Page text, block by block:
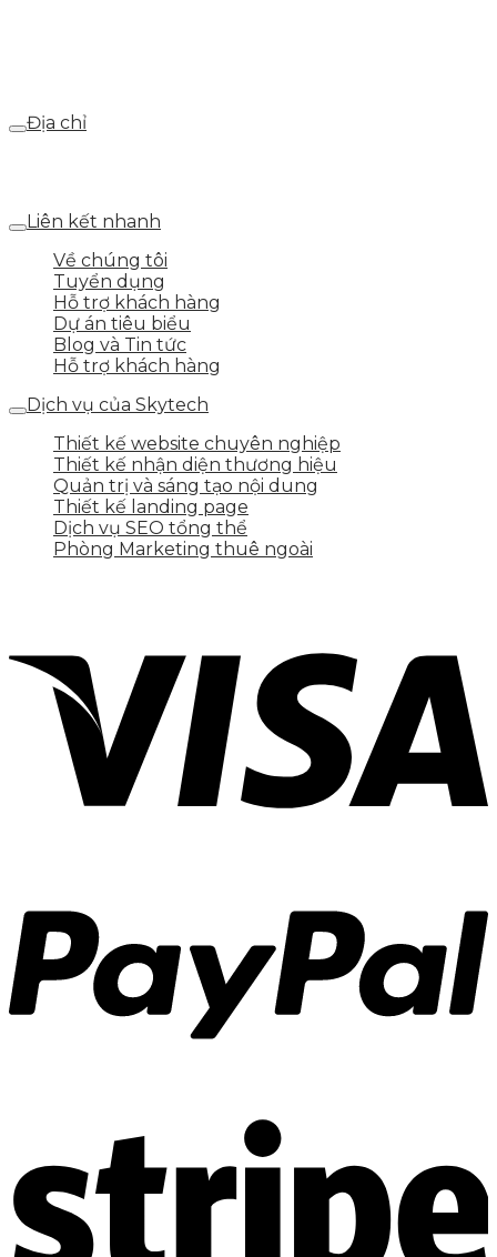
Địa chỉ
Liên kết nhanh
Về chúng tôi
Tuyển dụng
Hỗ trợ khách hàng
Dự án tiêu biểu
Blog và Tin tức
Hỗ trợ khách hàng
Dịch vụ của Skytech
Thiết kế website chuyên nghiệp
Thiết kế nhận diện thương hiệu
Quản trị và sáng tạo nội dung
Thiết kế landing page
Dịch vụ SEO tổng thể
Phòng Marketing thuê ngoài